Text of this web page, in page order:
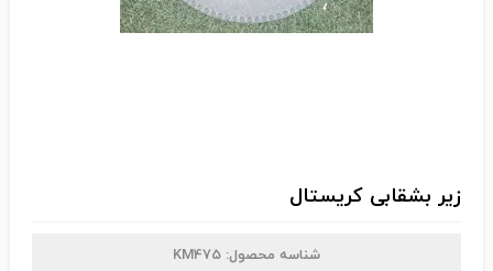
زیر بشقابی کریستال
شناسه محصول: KM475